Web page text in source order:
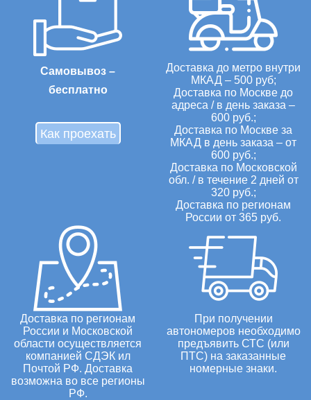
Самовывоз –
бесплатно
Как проехать
Доставка до метро внутри
МКАД – 500 руб;
Доставка по Москве до
адреса / в день заказа –
600 руб.;
Доставка по Москве за
МКАД в день заказа – от
600 руб.;
Доставка по Московской
обл. / в течение 2 дней от
320 руб.;
Доставка по регионам
России от 365 руб.
Доставка по регионам
России и Московской
области осуществляется
компанией СДЭК ил
Почтой РФ. Доставка
возможна во все регионы
РФ.
При получении
автономеров необходимо
предъявить СТС (или
ПТС) на заказанные
номерные знаки.